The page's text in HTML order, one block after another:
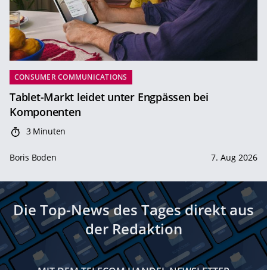
CONSUMER COMMUNICATIONS
Tablet-Markt leidet unter Engpässen bei
Komponenten
3 Minuten
Boris Boden 7. Aug 2026
Die Top-News des Tages direkt aus
der Redaktion